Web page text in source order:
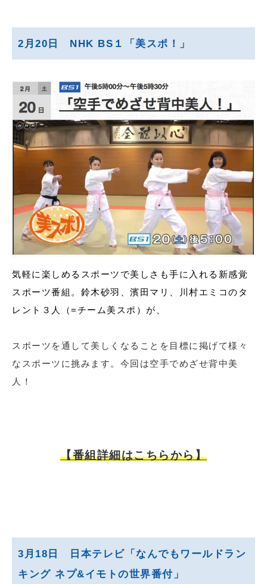
2月20日 NHK BS１「美スポ！」
気軽に楽しめるスポーツで美しさも手に入れる新感覚
スポーツ番組。鈴木砂羽、濱田マリ、川村エミコのタ
レント３人（=チーム美スポ）が、
スポーツを通して美しくなることを目標に掲げて様々
なスポーツに挑みます。今回は空手でめざせ背中美
人！
【番組詳細はこちらから】
3月18日 日本テレビ「なんでもワールドラン
キング ネプ&イモトの世界番付」